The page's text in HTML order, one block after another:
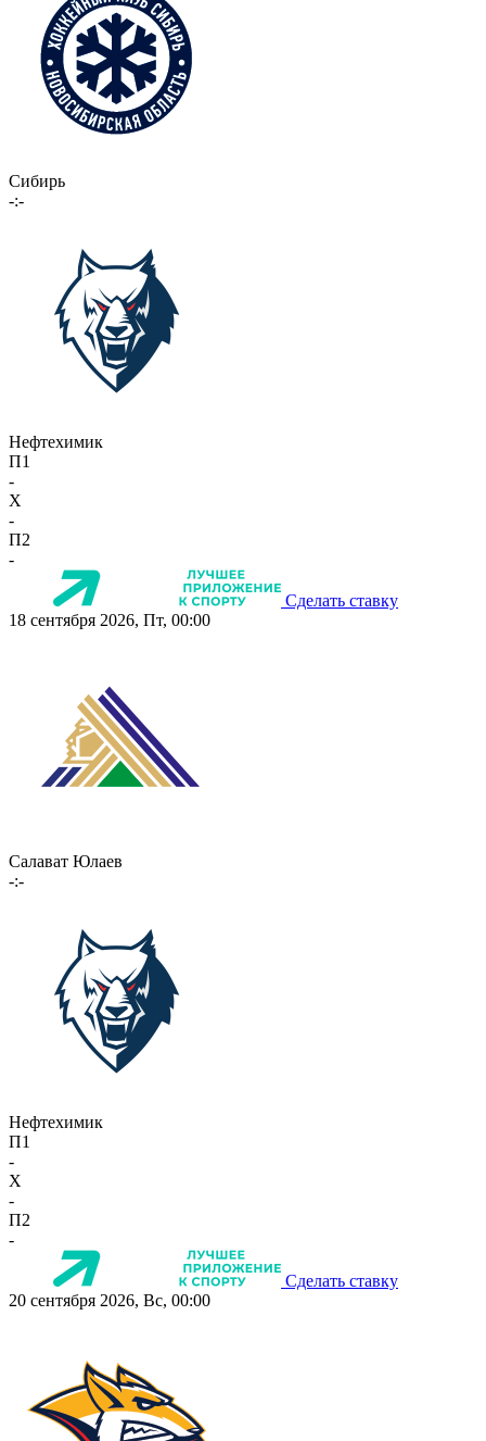
Сибирь
-:-
Нефтехимик
П1
-
X
-
П2
-
Сделать ставку
18 сентября 2026, Пт, 00:00
Салават Юлаев
-:-
Нефтехимик
П1
-
X
-
П2
-
Сделать ставку
20 сентября 2026, Вс, 00:00